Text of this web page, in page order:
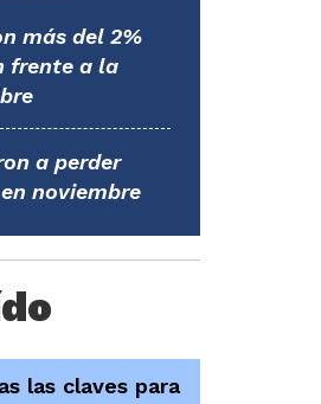
más del 2%
frente a la
a perder
noviembre
las claves para